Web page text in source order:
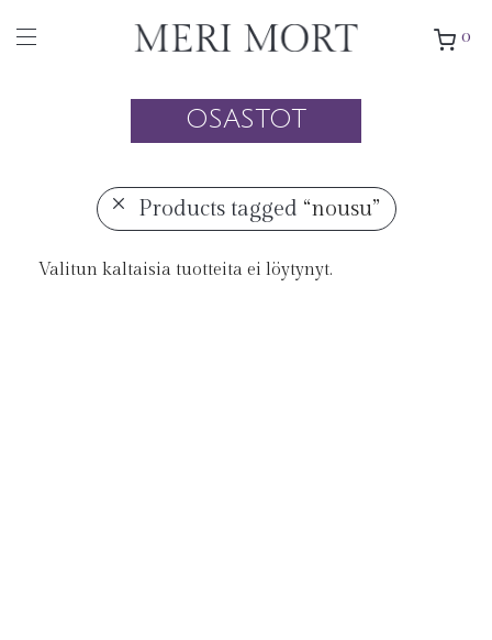
0
OSASTOT
Products tagged “nousu”
Valitun kaltaisia tuotteita ei löytynyt.